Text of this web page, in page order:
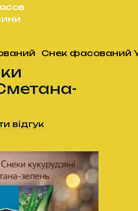
Снек фасований
відгук